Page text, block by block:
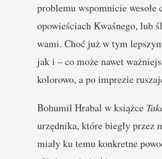
problemu wspomnicie
opowieściach Kwaśnego, lub
wami. Choć już w tym
jak i – co może nawet
kolorowo, a po imprezie
Bohumil Hrabal w książce
urzędnika, które biegły przez
miały ku temu konkretne